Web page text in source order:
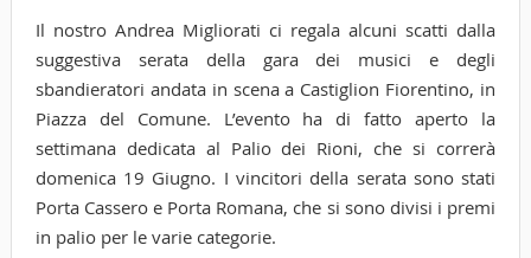
Il nostro Andrea Migliorati ci regala alcuni scatti dalla
suggestiva serata della gara dei musici e degli
sbandieratori andata in scena a Castiglion Fiorentino, in
Piazza del Comune. L’evento ha di fatto aperto la
settimana dedicata al Palio dei Rioni, che si correrà
domenica 19 Giugno. I vincitori della serata sono stati
Porta Cassero e Porta Romana, che si sono divisi i premi
in palio per le varie categorie.